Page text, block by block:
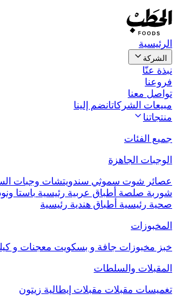
الرئيسية
الشركة
نبذة عنّا
فروعنا
تواصل معنا
مبيعات الشركاتانضم إلينا
منتجاتنا
جميع الفئات
الوجبات الجاهزة
عصائر شوت سموثي سندويتشات وجبات
شوربة صلصة أطباق عربية رئيسية باستا
صحية رئيسية أطباق هندية رئيسية
المخبوزات
خبز مخبوزات جافة و بسكويت معجنات و
المقبلات والسلطات
تغميسات مقبلات مقبلات إيطالية زيتون